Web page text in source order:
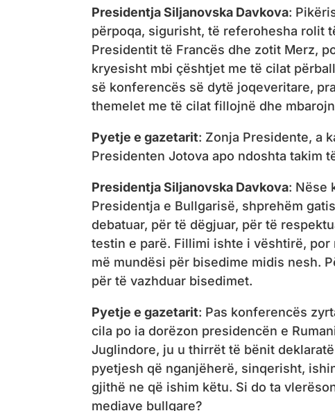
Presidentja Siljanovska Davkova:
përpoqa, sigurisht, të referohesha rolit
Presidentit të Francës dhe zotit Merz,
kryesisht mbi çështjet me të cilat
së konferencës së dytë joqeveritare,
themelet me të cilat fillojnë dhe
Pyetje e gazetarit: Zonja Presidente, a
Presidenten Jotova apo ndoshta takim
Presidentja Siljanovska Davkova: Nëse
Presidentja e Bullgarisë, shprehëm
debatuar, për të dëgjuar, për të
testin e parë. Fillimi ishte i vështirë,
më mundësi për bisedime midis nesh.
për të vazhduar bisedimet.
Pyetje e gazetarit: Pas konferencës
cila po ia dorëzon presidencën e
Juglindore, ju u thirrët të bënit
pyetjesh që nganjëherë, sinqerisht,
gjithë ne që ishim këtu. Si do ta
mediave bullgare?